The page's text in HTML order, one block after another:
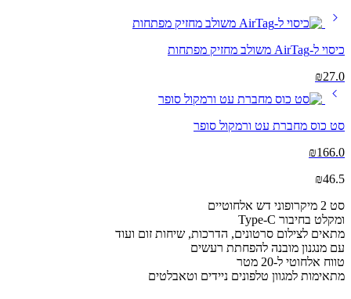
כיסוי ל-AirTag משולב מחזיק מפתחות
₪27.0
סט כוס מחברת עט ורמקול סופר
₪166.0
₪46.5
סט 2 מיקרופוני דש אלחוטיים
ומקלט בחיבור Type-C
מתאים לצילום סרטונים, הדרכות, שיחות זום ועוד
עם מנגנון מובנה להפחתת רעשים
טווח אלחוטי ל-20 מטר
מתאימות למגוון טלפונים ניידים וטאבלטים